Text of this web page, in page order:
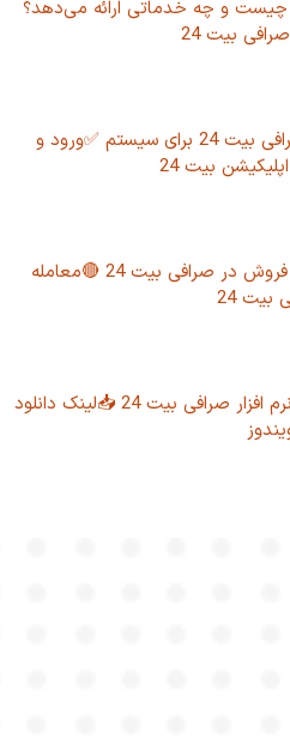
صرافی بیت 24 چیست و چه خدماتی ارائه می‌دهد؟
بیت 24
نصب برنامه صرافی بیت 24 برای سیستم ✅ورود و
بیت 24
آموزش خرید و فروش در صرافی بیت 24 🔴معامله
بیت 24
راهنمای دانلود نرم افزار صرافی بیت 24 📥لینک دانلود